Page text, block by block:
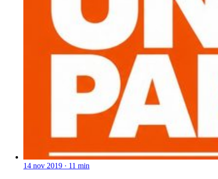
14 nov 2019 · 11 min